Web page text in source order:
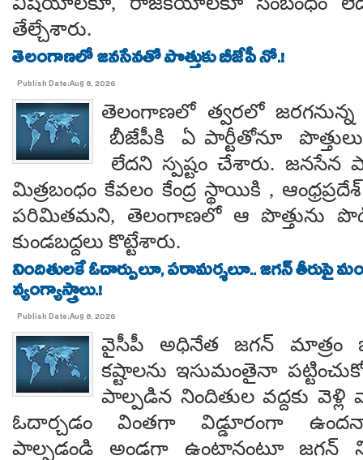
తేల్చేశారు.
తెలంగాణలో జనసేనతో పొత్తుకు బీజేపీ నో.!
Publish Date:Aug 8, 2026
తెలంగాణలో త్వరలో
బీజేపీకి ఏ పార్టీతోనూ పొత్తులు
లేదని స్పష్టం చేశారు. జనసేన
మిత్రబంధం కేవలం కేంద్ర స్థాయికి ,
పరిమితమని, తెలంగాణలో ఆ పొత్తును
కుండబద్దలు కొట్టేశారు.
నిందితులకే ఓదార్పులూ, పరామర్శలూ.. జగన్ తీరుపై
వ్యంగ్యాస్త్రాలు.!
Publish Date:Aug 8, 2026
వైసీపీ అధినేత జగన్ మాత్రం
కష్టాలను ఇసుమంతైనా
పాల్పడిన నిందితుల వద్దకు
ఓదార్చడం వింతగా విడ్డూరంగా
పాల్పడండి అండగా ఉంటానంటూ జగన్